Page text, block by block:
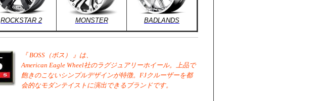
ROCKSTAR 2 MONSTER BADLANDS
『 BOSS（ボス） 』は、
American Eagle Wheel社のラグジュアリーホイール。上品で
飽きのこないシンプルデザインが特徴。FJクルーザーを都
会的なモダンテイストに演出できるブランドです。